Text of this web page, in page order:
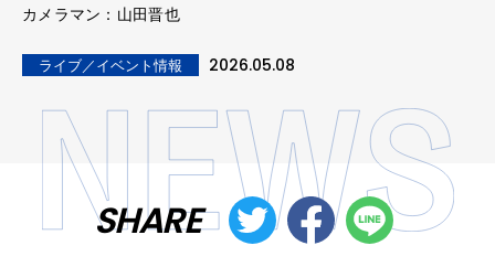
カメラマン：山田晋也
ライブ／イベント情報 2026.05.08
SHARE